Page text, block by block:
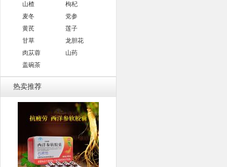
山楂
枸杞
麦冬
党参
黄芪
莲子
甘草
龙胆花
肉苁蓉
山药
盖碗茶
热卖推荐